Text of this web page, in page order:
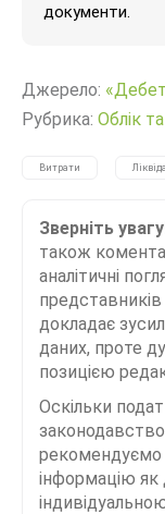
документи.
Джерело:
Рубрика: Облік
Витрати
Зверніть
також
аналітичні
докладає
даних, проте
позицією
Оскільки
рекомендуємо
інформацію як